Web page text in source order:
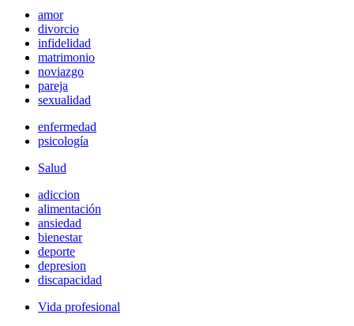
amor
divorcio
infidelidad
matrimonio
noviazgo
pareja
sexualidad
enfermedad
psicología
Salud
adiccion
alimentación
ansiedad
bienestar
deporte
depresion
discapacidad
Vida profesional